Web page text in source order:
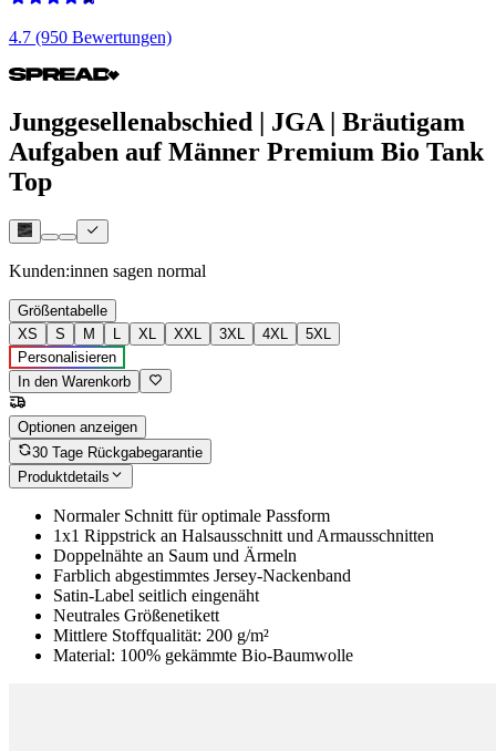
4.7 (950 Bewertungen)
Junggesellenabschied | JGA | Bräutigam
Aufgaben auf Männer Premium Bio Tank
Top
Kunden:innen sagen normal
Größentabelle
XS
S M L XL XXL 3XL 4XL
5XL
Personalisieren
In den Warenkorb
Optionen anzeigen
30 Tage Rückgabegarantie
Produktdetails
Normaler Schnitt für optimale Passform
1x1 Rippstrick an Halsausschnitt und Armausschnitten
Doppelnähte an Saum und Ärmeln
Farblich abgestimmtes Jersey-Nackenband
Satin-Label seitlich eingenäht
Neutrales Größenetikett
Mittlere Stoffqualität: 200 g/m²
Material: 100% gekämmte Bio-Baumwolle